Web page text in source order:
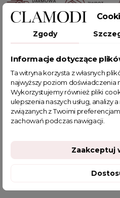
POWIĄZANE TAGI
bluzka bluzka plus size biała
bluzka damska
elegancka
bluzki damskie
eleganckie
bluzki damskie z krótkim
modne bluzki wieczorowe
piękna bluzka
białe bluzki
fajne bluzki damskie
fajne
Zgody
Informacje dotyczące
Ta witryna korzysta z własnych
najwyższy poziom doświadczenia
Wykorzystujemy również pliki
ulepszenia naszych usług, analizy
związanych z Twoimi
zachowań podczas nawigacji.
Zaakceptuj